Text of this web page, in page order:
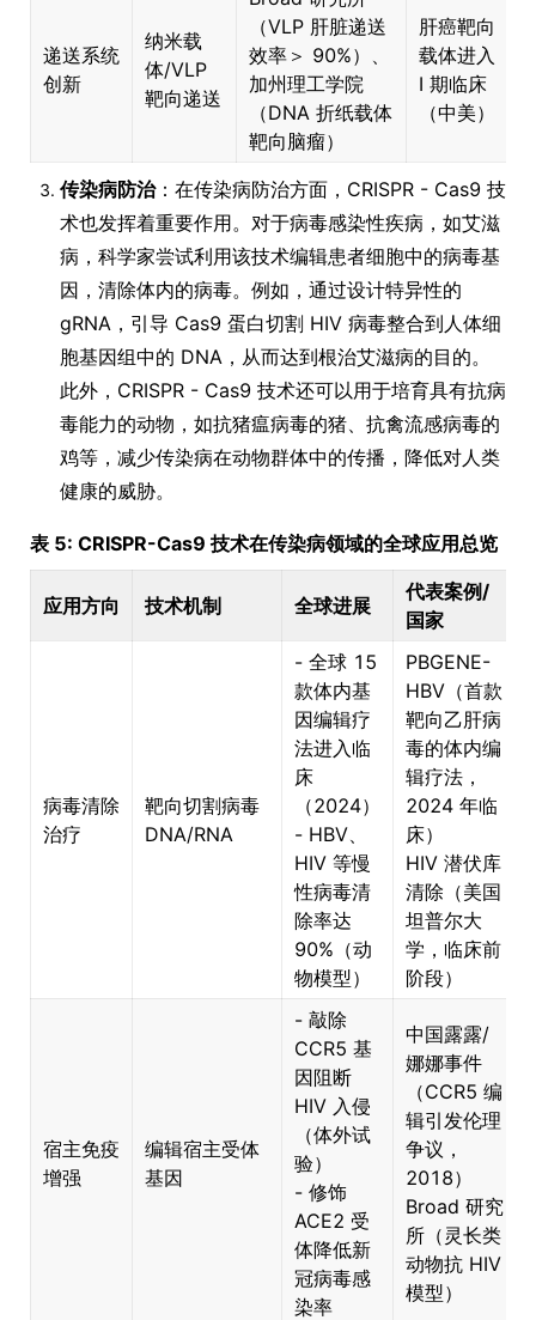
递送系统
创新
纳米载
体/VLP
靶向递送
（VLP 肝脏递送
效率＞ 90%）、
加州理工学院
（DNA 折纸载体
靶向脑瘤）
肝癌靶向
载体进入
Ⅰ 期临床
（中美）
传染病防治：在传染病防治方面，CRISPR - Cas9 技
术也发挥着重要作用。对于病毒感染性疾病，如艾滋
病，科学家尝试利用该技术编辑患者细胞中的病毒基
因，清除体内的病毒。例如，通过设计特异性的
gRNA，引导 Cas9 蛋白切割 HIV 病毒整合到人体细
胞基因组中的 DNA，从而达到根治艾滋病的目的。
此外，CRISPR - Cas9 技术还可以用于培育具有抗病
毒能力的动物，如抗猪瘟病毒的猪、抗禽流感病毒的
鸡等，减少传染病在动物群体中的传播，降低对人类
健康的威胁。
表 5: CRISPR-Cas9 技术在传染病领域的全球应用总览
应用方向 技术机制 全球进展
代表案例/
国家
病毒清除
治疗
靶向切割病毒
DNA/RNA
- 全球 15
款体内基
因编辑疗
法进入临
床
（2024）
- HBV、
HIV 等慢
性病毒清
除率达
90%（动
物模型）
PBGENE-
HBV（首款
靶向乙肝病
毒的体内编
辑疗法，
2024 年临
床）
HIV 潜伏库
清除（美国
坦普尔大
学，临床前
阶段）
宿主免疫
增强
编辑宿主受体
基因
- 敲除
CCR5 基
因阻断
HIV 入侵
（体外试
验）
- 修饰
ACE2 受
体降低新
冠病毒感
染率
中国露露/
娜娜事件
（CCR5 编
辑引发伦理
争议，
2018）
Broad 研究
所（灵长类
动物抗 HIV
模型）